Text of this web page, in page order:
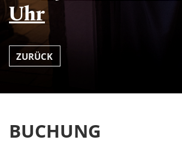
Uhr
ZURÜCK
BUCHUNG